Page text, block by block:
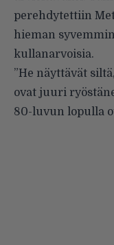
perehdytettiin
hieman
kullanarvoisia.
”He näyttävät
ovat juuri
80-luvun lopulla